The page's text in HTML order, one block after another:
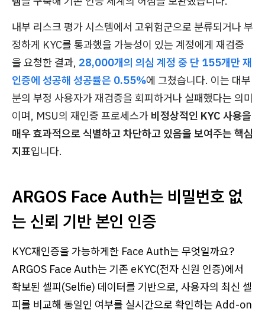
내부 리스크 평가 시스템에서 고위험군으로 분류되거나 부
정하게 KYC를 통과했을 가능성이 있는 계정에게 재검증
을 요청한 결과, 28,000개의 의심 계정 중 단 155개만 재
인증에 성공해 성공률은 0.55%에 그쳤습니다. 이는 대부
분의 부정 사용자가 재검증을 회피하거나 실패했다는 의미
이며, MSU의 재인증 프로세스가 비정상적인 KYC 사용을
매우 효과적으로 식별하고 차단하고 있음을 보여주는 핵심
지표입니다.
ARGOS Face Auth는 비밀번호 없
는 신뢰 기반 본인 인증
KYC재인증을 가능하게한 Face Auth는 무엇일까요?
ARGOS Face Auth는 기존 eKYC(전자 신원 인증)에서
확보된 셀피(Selfie) 데이터를 기반으로, 사용자의 최신 셀
피를 비교해 동일인 여부를 실시간으로 확인하는 Add-on